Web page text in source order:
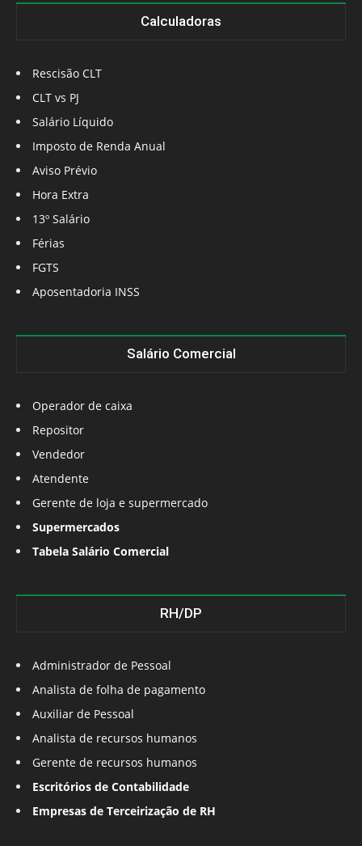
Calculadoras
Rescisão CLT
CLT vs PJ
Salário Líquido
Imposto de Renda Anual
Aviso Prévio
Hora Extra
13º Salário
Férias
FGTS
Aposentadoria INSS
Salário Comercial
Operador de caixa
Repositor
Vendedor
Atendente
Gerente de loja e supermercado
Supermercados
Tabela Salário Comercial
RH/DP
Administrador de Pessoal
Analista de folha de pagamento
Auxiliar de Pessoal
Analista de recursos humanos
Gerente de recursos humanos
Escritórios de Contabilidade
Empresas de Terceirização de RH